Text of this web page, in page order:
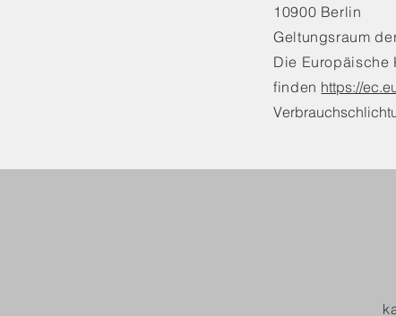
10900 Berlin
Geltungsraum
Die Europäische
finden https://